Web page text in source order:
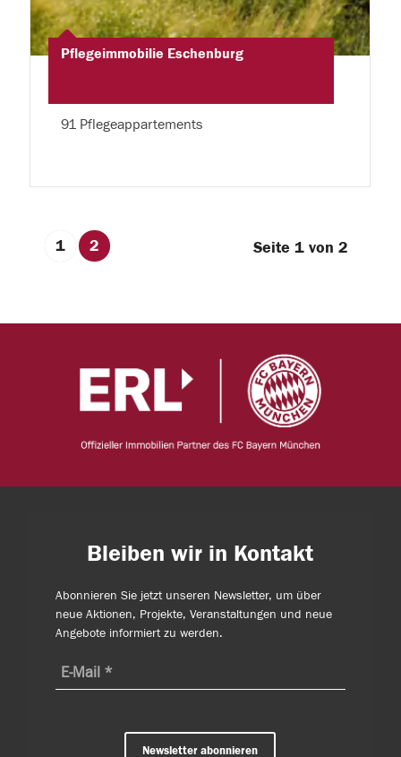
Pflegeimmobilie Eschenburg
91 Pflegeappartements
Seite 1 von 2
1 2
Bleiben wir in Kontakt
Abonnieren Sie jetzt unseren Newsletter, um über
neue Aktionen, Projekte, Veranstaltungen und neue
Angebote informiert zu werden.
Newsletter abonnieren